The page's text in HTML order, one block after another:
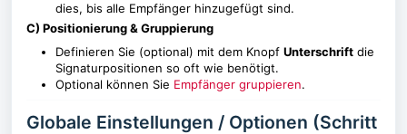
dies, bis alle Empfänger hinzugefügt sind.
C) Positionierung & Gruppierung
Definieren Sie (optional) mit dem Knopf Unterschrift die
Signaturpositionen so oft wie benötigt.
Optional können Sie Empfänger gruppieren.
Globale Einstellungen / Optionen (Schritt